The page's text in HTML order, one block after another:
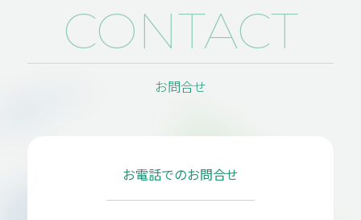
ABOUT US
私たちに
ついて
CASE STUDY
採用情報
トピックス
CONTACT
お問合せ
お電話でのお問合せ